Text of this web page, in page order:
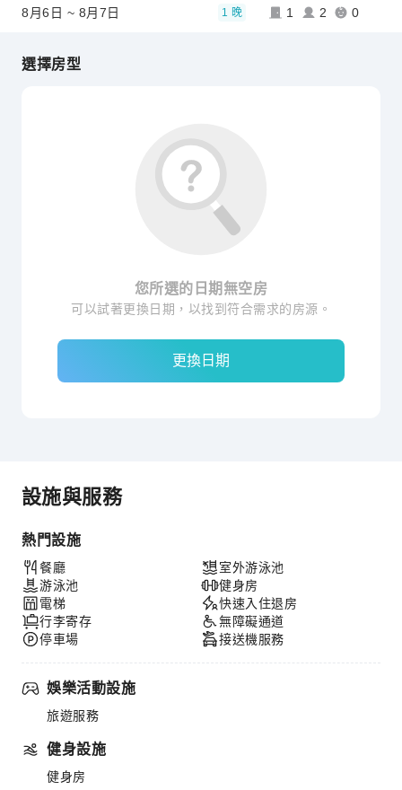
8月6日 ~ 8月7日 1 晚 1 2 0
選擇房型
您所選的日期無空房
可以試著更換日期，以找到符合需求的房源。
更換日期
設施與服務
熱門設施
餐廳
游泳池
電梯
行李寄存
停車場
室外游泳池
健身房
快速入住退房
無障礙通道
接送機服務
娛樂活動設施
旅遊服務
健身設施
健身房